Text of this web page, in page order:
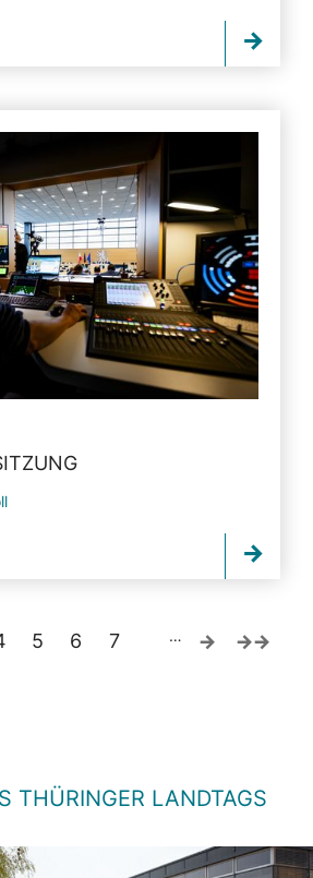
5 6 7 …
THÜRINGER LANDTAGS